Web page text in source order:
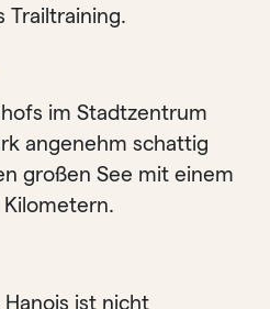
Trailtraining.
im Stadtzentrum
angenehm schattig
großen See mit einem
ist nicht